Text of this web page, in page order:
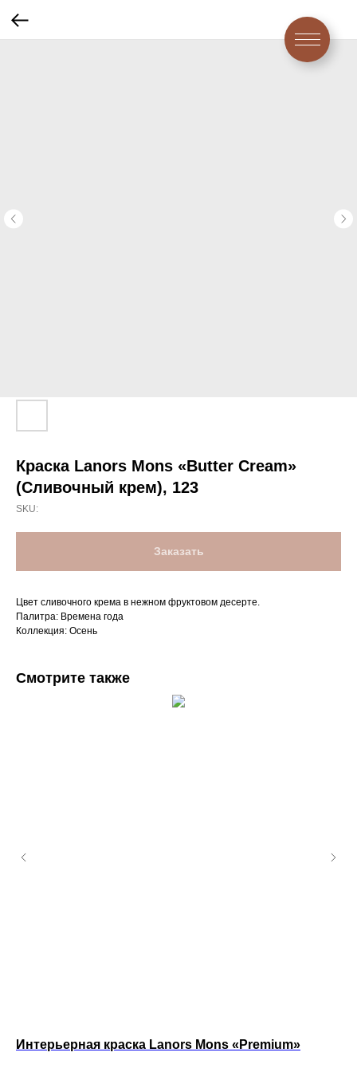
Краска Lanors Mons «Butter Cream»
(Сливочный крем), 123
SKU:
Заказать
Цвет сливочного крема в нежном фруктовом десерте.
Палитра: Времена года
Коллекция: Осень
Смотрите также
Интерьерная краска Lanors Mons «Premium»